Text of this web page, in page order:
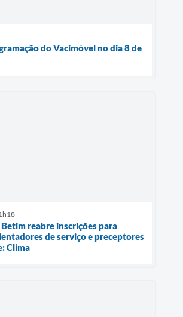
do Vacimóvel no dia 8 de
reabre inscrições para
de serviço e preceptores
Clima